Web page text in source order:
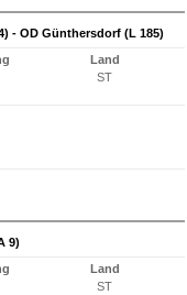
- OD Günthersdorf (L 185)
Land
ST
9)
Land
ST